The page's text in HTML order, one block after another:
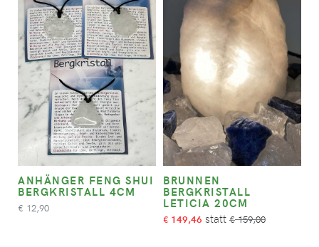
ANHÄNGER FENG SHUI
BERGKRISTALL 4CM
€ 12,90
BRUNNEN
BERGKRISTALL
LETICIA 20CM
€ 149,46 €159,00